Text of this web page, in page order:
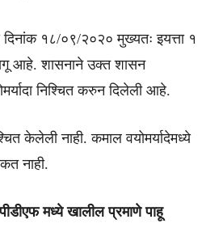
१८/०९/२०२० मुख्यतः इयत्ता १
आहे. शासनाने उक्त शासन
निश्चित करुन दिलेली आहे.
केलेली नाही. कमाल वयोमर्यादेमध्ये
नाही.
मध्ये खालील प्रमाणे पाहू